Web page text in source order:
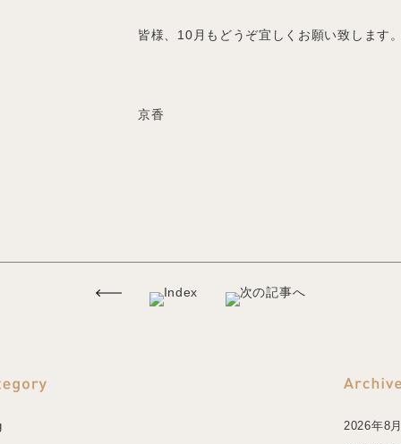
皆様、10月もどうぞ宜しくお願い致します。
京香
2026年8月